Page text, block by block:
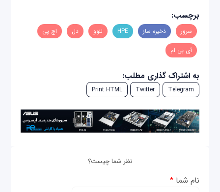
برچسب:
سرور ذخیره ساز HPE لنوو دل اچ پی
آی بی ام
به اشتراک گذاری مطلب:
Telegram
Twitter
Print HTML
نظر شما چیست؟
نام شما*